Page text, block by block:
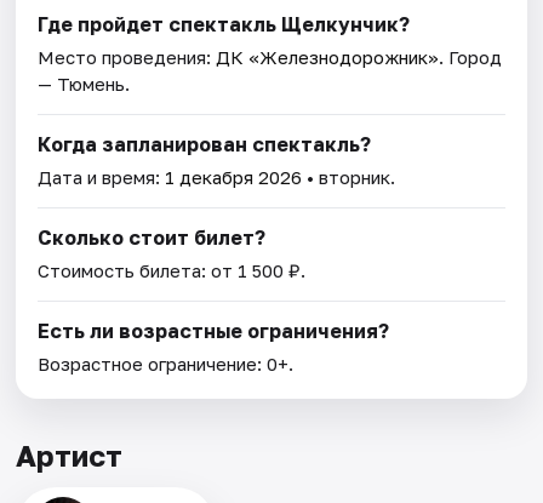
Где пройдет спектакль Щелкунчик?
Место проведения: ДК «Железнодорожник». Город
— Тюмень.
Когда запланирован спектакль?
Дата и время: 1 декабря 2026 • вторник.
Сколько стоит билет?
Стоимость билета: от 1 500 ₽.
Есть ли возрастные ограничения?
Возрастное ограничение: 0+.
Артист